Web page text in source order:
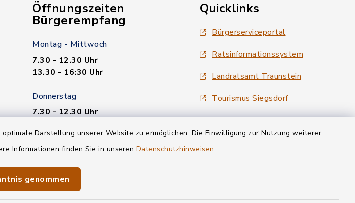
Darstellung unserer Website zu ermöglichen. Die Einwilligung zur Nutzung weiterer
Informationen finden Sie in unseren Datenschutzhinweisen.
genommen
Öffnungszeiten
Bürgerempfang
Montag - Mittwoch
7.30 - 12.30 Uhr
13.30 - 16:30 Uhr
Donnerstag
7.30 - 12.30 Uhr
Freitag
Quicklinks
Bürgerserviceportal
Ratsinformationssystem
Landratsamt Traunstein
Tourismus Siegsdorf
Wirtschaftsregion Chiemgau